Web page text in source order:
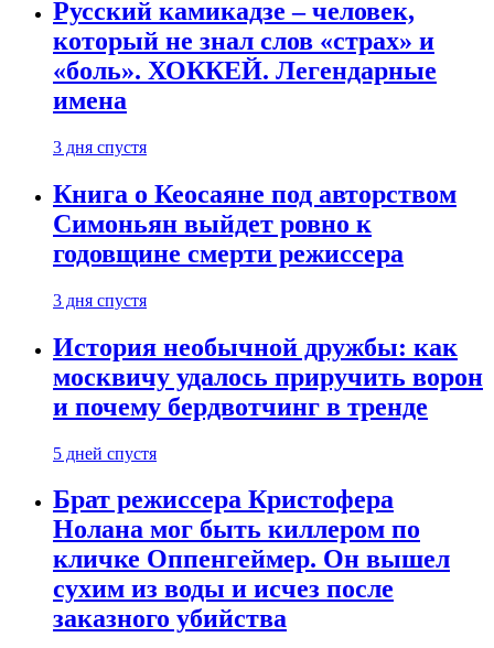
Русский камикадзе – человек,
который не знал слов «страх» и
«боль». ХОККЕЙ. Легендарные
имена
3 дня спустя
Книга о Кеосаяне под авторством
Симоньян выйдет ровно к
годовщине смерти режиссера
3 дня спустя
История необычной дружбы: как
москвичу удалось приручить ворон
и почему бердвотчинг в тренде
5 дней спустя
Брат режиссера Кристофера
Нолана мог быть киллером по
кличке Оппенгеймер. Он вышел
сухим из воды и исчез после
заказного убийства